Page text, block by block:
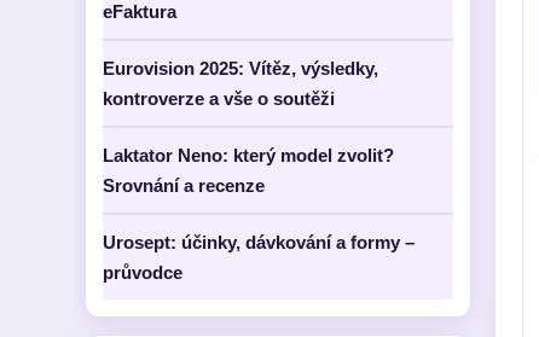
eFaktura
Eurovision 2025: Vítěz, výsledky,
kontroverze a vše o soutěži
Laktator Neno: který model zvolit?
Srovnání a recenze
Urosept: účinky, dávkování a formy –
průvodce